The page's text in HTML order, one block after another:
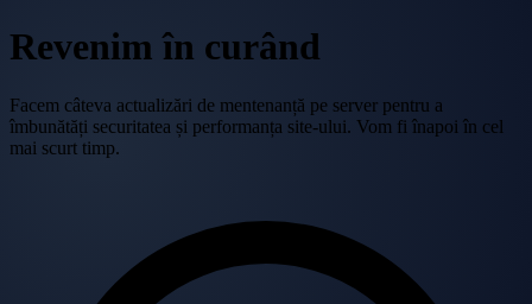
Revenim în curând
Facem câteva actualizări de mentenanță pe server pentru a
îmbunătăți securitatea și performanța site-ului. Vom fi înapoi în cel
mai scurt timp.